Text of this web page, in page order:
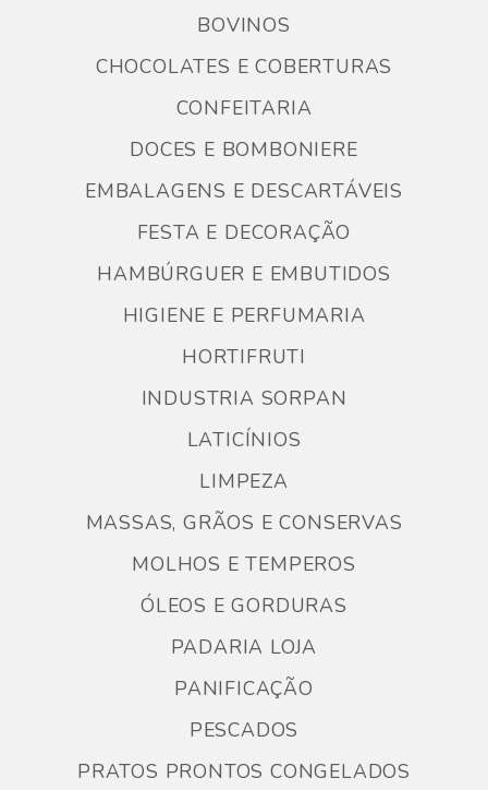
BOVINOS
CHOCOLATES E COBERTURAS
CONFEITARIA
DOCES E BOMBONIERE
EMBALAGENS E DESCARTÁVEIS
FESTA E DECORAÇÃO
HAMBÚRGUER E EMBUTIDOS
HIGIENE E PERFUMARIA
HORTIFRUTI
INDUSTRIA SORPAN
LATICÍNIOS
LIMPEZA
MASSAS, GRÃOS E CONSERVAS
MOLHOS E TEMPEROS
ÓLEOS E GORDURAS
PADARIA LOJA
PANIFICAÇÃO
PESCADOS
PRATOS PRONTOS CONGELADOS